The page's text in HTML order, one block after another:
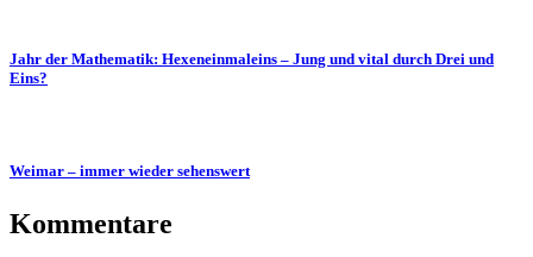
Jahr der Mathematik: Hexeneinmaleins – Jung und vital durch Drei und
Eins?
Weimar – immer wieder sehenswert
Kommentare